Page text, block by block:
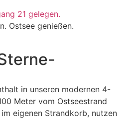
Ostsee genießen.
in unseren modernen 4-
Meter vom Ostseestrand
eigenen Strandkorb, nutzen